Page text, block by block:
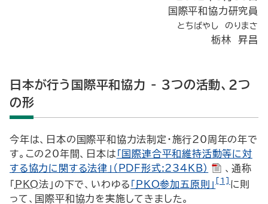
国際平和協力研究員
とちばやし のりまさ
栃林 昇昌
日本が行う国際平和協力 - 3つの活動、2つ
の形
今年は、日本の国際平和協力法制定・施行20周年の年で
す。この20年間、日本は
「国際連合平和維持活動等に対
する協力に関する法律」（PDF形式:234KB）
、通称
PKO法」の下で、いわゆる PKO参加五原則」 [1] に則
って、国際平和協力を実施してきました。